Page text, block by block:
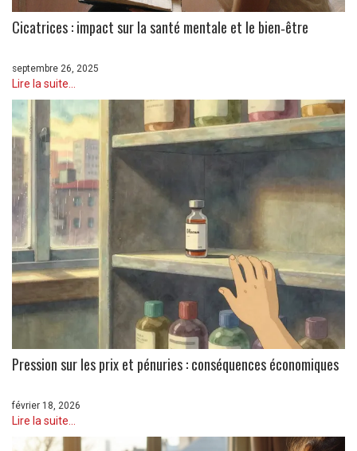
Cicatrices : impact sur la santé mentale et le bien‑être
septembre 26, 2025
Lire la suite...
Pression sur les prix et pénuries : conséquences économiques
février 18, 2026
Lire la suite...